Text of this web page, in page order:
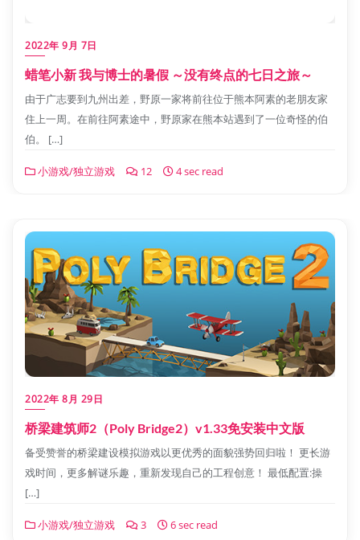
2022年 9月 7日
蜡笔小新 我与博士的暑假 ～没有终点的七日之旅～
由于广志要到九州出差，野原一家将前往位于熊本阿素的老朋友家
住上一周。在前往阿素途中，野原家在熊本站遇到了一位奇怪的伯
伯。 […]
小游戏/独立游戏 12 4 sec read
2022年 8月 29日
桥梁建筑师2（Poly Bridge2）v1.33免安装中文版
备受赞誉的桥梁建设模拟游戏以更优秀的面貌强势回归啦！ 更长游
戏时间，更多解谜乐趣，重新发现自己的工程创意！ 最低配置:操
[…]
小游戏/独立游戏 3 6 sec read